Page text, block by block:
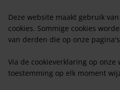
Deze website maakt gebruik
cookies. Sommige cookies
van derden die op onze
Via de cookieverklaring op
toestemming op elk moment